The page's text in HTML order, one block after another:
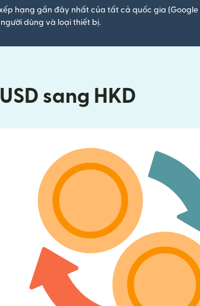
hạng gần đây nhất của tất cả quốc gia (Google
dùng và loại thiết bị.
sang HKD